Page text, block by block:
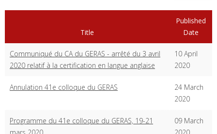
Title
Published
Date
Communiqué du CA du GERAS - arrêté du 3 avril
2020 relatif à la certification en langue anglaise
10 April
2020
Annulation 41e colloque du GERAS
24 March
2020
Programme du 41e colloque du GERAS, 19-21
09 March